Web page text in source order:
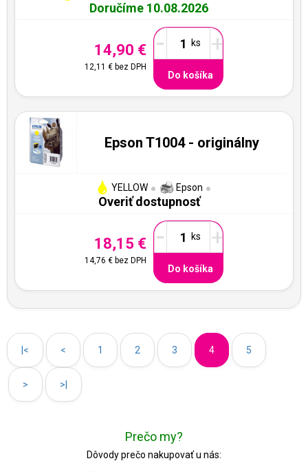
Doručíme 10.08.2026
14,90 €
12,11 € bez DPH
- +
Do košíka
Epson T1004 - originálny
YELLOW Epson
Overiť dostupnosť
18,15 €
14,76 € bez DPH
- +
Do košíka
|< < 1 2 3 4 5
> >|
Prečo my?
Dôvody prečo nakupovať u nás: